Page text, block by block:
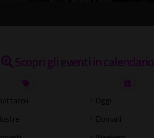
Scopri gli eventi in calendario
Oggi
Domani